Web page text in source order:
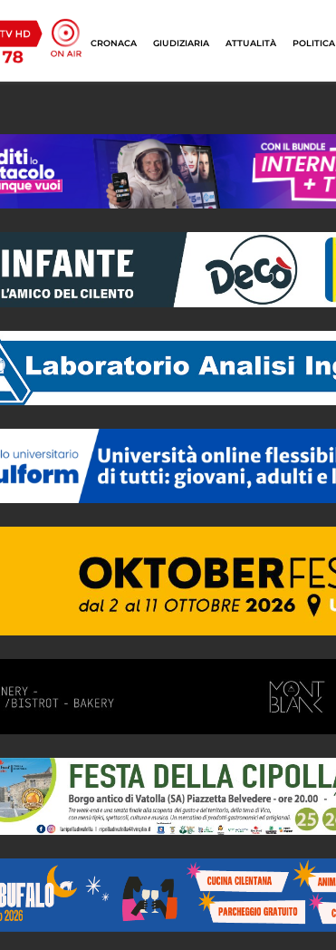
CRONACA GIUDIZIARIA ATTUALITÀ POLITICA